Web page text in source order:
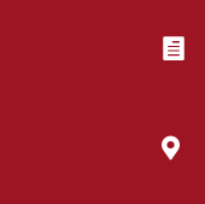

